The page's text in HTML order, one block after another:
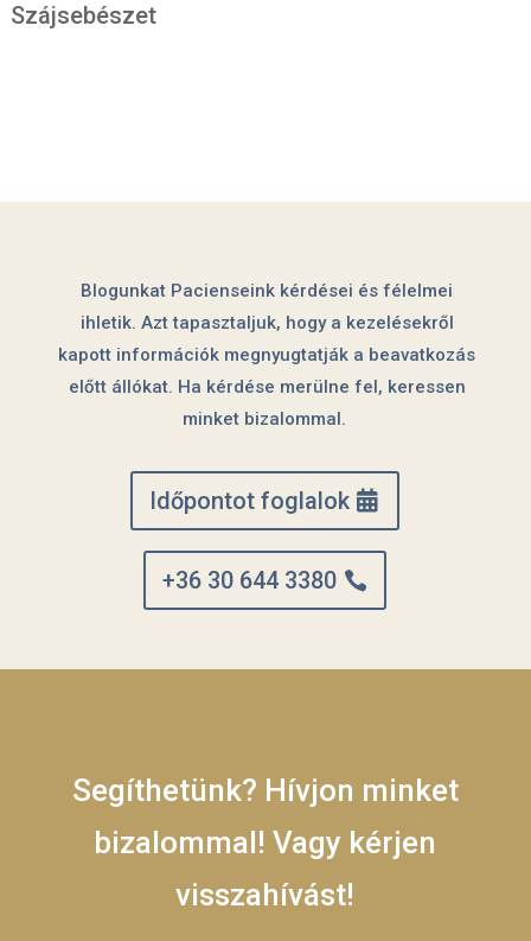
Szájsebészet
Blogunkat Pacienseink kérdései és félelmei
ihletik. Azt tapasztaljuk, hogy a kezelésekről
kapott információk megnyugtatják a beavatkozás
előtt állókat. Ha kérdése merülne fel, keressen
minket bizalommal.
Időpontot foglalok
+36 30 644 3380
Segíthetünk? Hívjon minket
bizalommal! Vagy kérjen
visszahívást!